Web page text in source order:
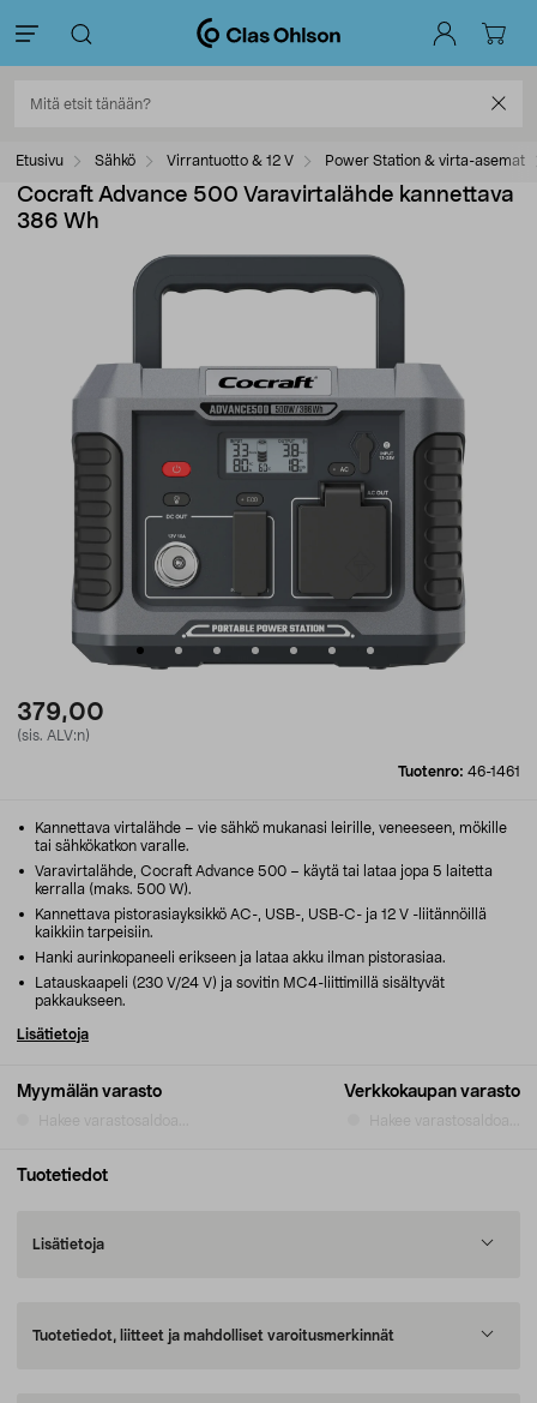
Etusivu Sähkö Virrantuotto & 12 V Power Station & virta-asemat
Cocraft Advance 500 Varavirtalähde kannettava
386 Wh
379,00
(sis. ALV:n)
Tuotenro: 46-1461
Myymälän varasto Verkkokaupan varasto
Kannettava virtalähde – vie sähkö mukanasi leirille, veneeseen, mökille
tai sähkökatkon varalle.
Varavirtalähde, Cocraft Advance 500 – käytä tai lataa jopa 5 laitetta
kerralla (maks. 500 W).
Kannettava pistorasiayksikkö AC-, USB-, USB-C- ja 12 V -liitännöillä
kaikkiin tarpeisiin.
Hanki aurinkopaneeli erikseen ja lataa akku ilman pistorasiaa.
Latauskaapeli (230 V/24 V) ja sovitin MC4-liittimillä sisältyvät
pakkaukseen.
Lisätietoja
Tuotetiedot
Lisätietoja
Tuotetiedot, liitteet ja mahdolliset varoitusmerkinnät